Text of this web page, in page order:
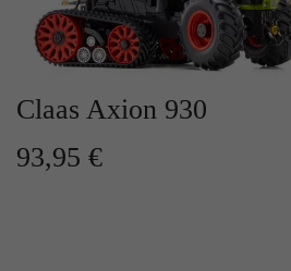
Claas Axion 930
93,95 €